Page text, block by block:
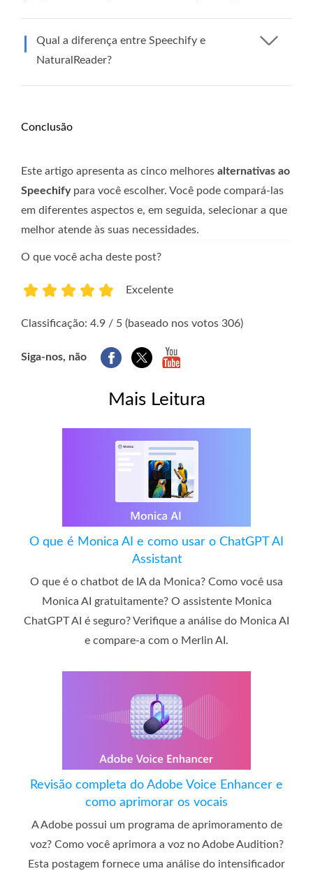
Qual a diferença entre Speechify e
NaturalReader?
Conclusão
Este artigo apresenta as cinco melhores alternativas ao
Speechifypara você escolher. Você pode compará-las
em diferentes aspectos e, em seguida, selecionar a que
melhor atende às suas necessidades.
O que você acha deste post?
Excelente
Classificação: 4.9 / 5 (baseado nos votos 306)
Siga-nos, não
Mais Leitura
O que é Monica AI e como usar o ChatGPT AI
Assistant
O que é o chatbot de IA da Monica? Como você usa
Monica AI gratuitamente? O assistente Monica
ChatGPT AI é seguro? Verifique a análise do Monica AI
e compare-a com o Merlin AI.
Revisão completa do Adobe Voice Enhancer e
como aprimorar os vocais
A Adobe possui um programa de aprimoramento de
voz? Como você aprimora a voz no Adobe Audition?
Esta postagem fornece uma análise do intensificador